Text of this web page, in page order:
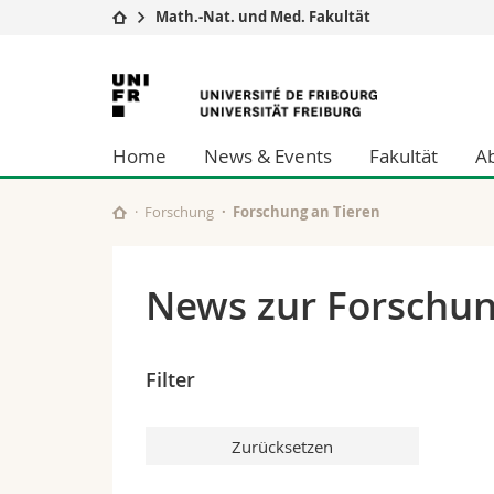
Universität
Studium
Forschung
Universität
Weiterbildung
Wirtschafts-
Philosophische
Fak. für
Math.-Nat. und Med. Fakultät
Universität
Freiburg
Home News & Events Fakultät
Forschung Forschung an Tieren
News zur
Filter